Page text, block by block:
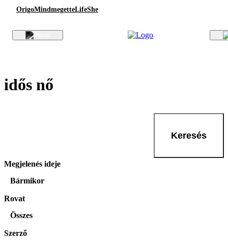
OrigoMindmegetteLifeShe
idős nő
Keresés
Megjelenés ideje
Bármikor
Rovat
Összes
Szerző